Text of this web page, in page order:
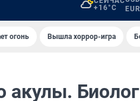
+16°C
огонь Вышла хоррор-игра
акулы.